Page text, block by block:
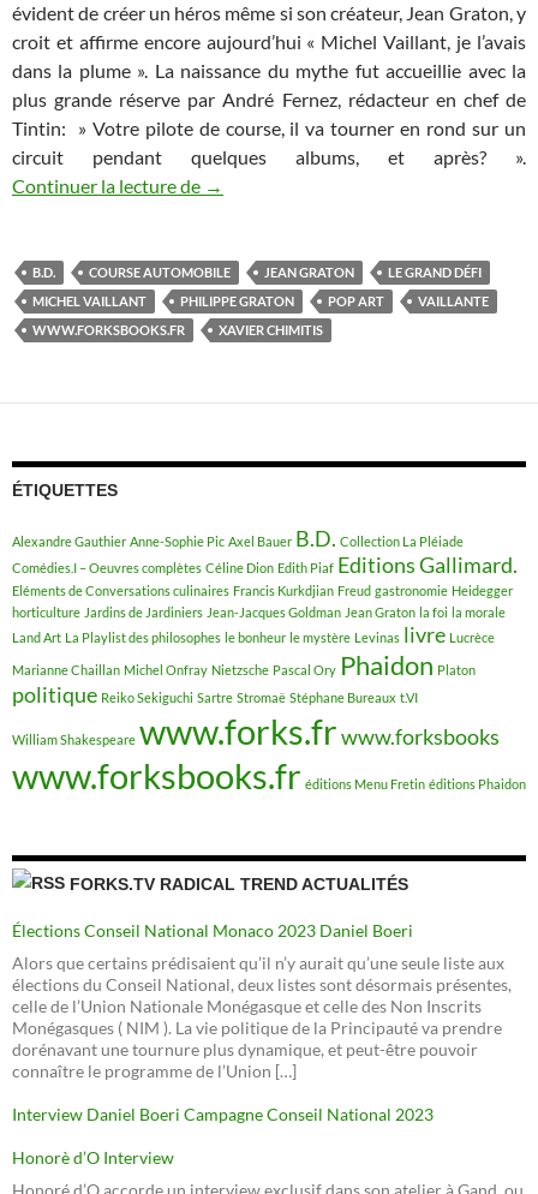
évident de créer un héros même si son créateur, Jean Graton, y
croit et affirme encore aujourd’hui « Michel Vaillant, je l’avais
dans la plume ». La naissance du mythe fut accueillie avec la
plus grande réserve par André Fernez, rédacteur en chef de
Tintin: » Votre pilote de course, il va tourner en rond sur un
circuit pendant quelques albums, et après? ».
Continuer la lecture de Michel Vaillant, plus qu’ une aventure
→
B.D. COURSE AUTOMOBILE JEAN GRATON
LE GRAND DÉFI
MICHEL VAILLANT
PHILIPPE GRATON POP ART
VAILLANTE
WWW.FORKSBOOKS.FR
XAVIER CHIMITIS
ÉTIQUETTES
Alexandre Gauthier Anne-Sophie Pic Axel Bauer B.D. Collection La Pléiade
Comédies.I – Oeuvres complètes Céline Dion Edith Piaf Editions Gallimard.
Eléments de Conversations culinaires Francis Kurkdjian Freud gastronomie Heidegger
horticulture Jardins de Jardiniers Jean-Jacques Goldman Jean Graton la foi la morale
Land Art La Playlist des philosophes le bonheur le mystère Levinas livre Lucrèce
Marianne Chaillan Michel Onfray Nietzsche Pascal Ory Phaidon Platon
politique Reiko Sekiguchi Sartre Stromaë Stéphane Bureaux t.VI
William Shakespeare www.forks.frwww.forksbooks
www.forksbooks.fr éditions Menu Fretin éditions Phaidon
FORKS.TV RADICAL TREND ACTUALITÉS
Élections Conseil National Monaco 2023 Daniel Boeri
Alors que certains prédisaient qu’il n’y aurait qu’une seule liste aux
élections du Conseil National, deux listes sont désormais présentes,
celle de l’Union Nationale Monégasque et celle des Non Inscrits
Monégasques ( NIM ). La vie politique de la Principauté va prendre
dorénavant une tournure plus dynamique, et peut-être pouvoir
connaître le programme de l’Union […]
Interview Daniel Boeri Campagne Conseil National 2023
Honorè d’O Interview
Honoré d’O accorde un interview exclusif dans son atelier à Gand, ou